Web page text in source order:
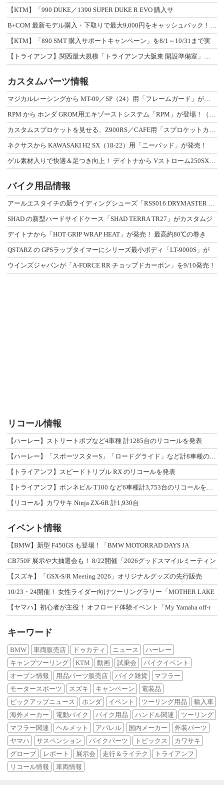
【KTM】「990 DUKE／1390 SUPER DUKE R EVO 購入サ
B+COM 最新モデル購入・下取りで最大9,000円をキャッシュバック！「B+F
【KTM】「890 SMT 購入サポートキャンペーン」を8/1～10/31まで実
【トライアンフ】関西最大規模「トライアンフ大阪東 開設準備室」がオープン！ 限定
カスタムパーツ情報
マジカルレーシングから MT-09／SP（24）用「フレームガード」が登場！
RPM から ホンダ GROM用エキゾーストシステム「RPM」が登場！（動画あり
カスタムスプロケットを見せる、Z900RS／CAFE用「スプロケットカバーフルキ
ネクサスから KAWASAKI H2 SX（18-22）用「ニーパッド」が発売！
ゲル素材入りで快適＆足つき向上！ デイトナから Vストローム250SX用「快適ロ
バイク用品情報
アールエスタイチの新ライディングシューズ「RSS016 DRYMASTER スト
SHAD の新型ハードサイドケース「SHAD TERRA TR27」がカスタムジ
デイトナから「HOT GRIP WRAP HEAT」が発売！ 最高約80℃の巻き
QSTARZ の GPSラップタイマーにシリーズ最小ボディ「LT-9000S」が
ウインズジャパンが「A-FORCE RR チョップドカーボン」を9/10発売！
リコール情報
【ハーレー】ストリートボブなど4車種 計1285台のリコールを発表
【ハーレー】「スポーツスターS」「ロードグライド」など計8車種のリコールを発表
【トライアンフ】スピードトリプル RX のリコールを発表
【トライアンフ】ボンネビル T100 など6車種計3,753台のリコールを発表
【リコール】カワサキ Ninja ZX-6R 計1,930台
イベント情報
【BMW】新型 F450GS も登場！「BMW MOTORRAD DAYS JA
CB750F 展示や大抽選会も！ 8/22開催「2026グッドスマイルミーティン
【スズキ】「GSX-S/R Meeting 2026」オリジナルグッズの先行販売
10/23・24開催！ 女性ライダー向けツーリングラリー「MOTHER LAKE
【ヤマハ】初心者が主役！ オフロード体験イベント「My Yamaha off-r
キーワード
BMW 車両販売店 ドゥカティ ニュース
ハーレー
キャンプツーリング
KTM 動画 試乗会
バイクイベント
オープン情報
用品パーツ販売店 バイク雑貨
マフラー
モータースポーツ
スズキ キャンペーン
電装品
ピックアップニュース
ホンダ イベント ツーリング用品
輸入車
海外メーカー
電動バイク バイク用品 ハンドル関連
ツーリング
マフラー関連
ヘルメット アパレル 国内メーカー
外装パーツ
ヤマハ
サスペンション バイクパーツ トピックス
カワサキ
グローブ
レポート 展示会 走行＆ライテク
トライアンフ
リコール情報
車両情報